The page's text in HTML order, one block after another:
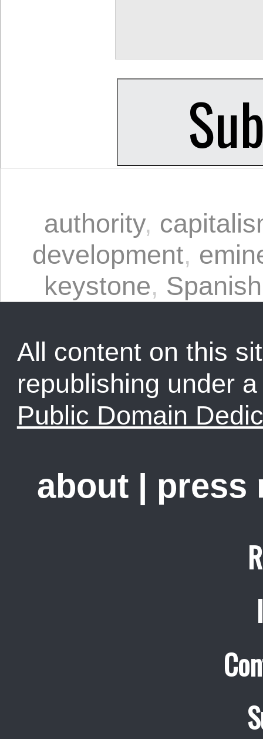
authority,
development,
keystone, Spanish
All content on this
republishing under
Public Domain
about | press